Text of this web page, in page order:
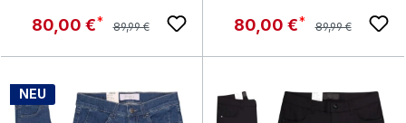
Verkaufspreis:
80,00 € Regulärer Preis:
89,99 € Verkaufspreis:
80,00 € Regulärer Preis:
89,99 €
NEU